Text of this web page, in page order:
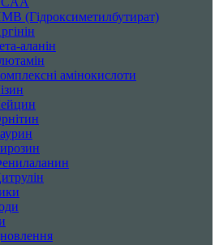
(Гідроксиметилбутират)
аланін
амінокислоти